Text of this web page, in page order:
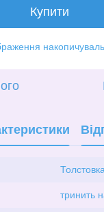
Купити
тринить